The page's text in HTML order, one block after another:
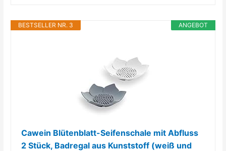
ANGEBOT
BESTSELLER NR. 3
Cawein Blütenblatt-Seifenschale mit Abfluss
2 Stück, Badregal aus Kunststoff (weiß und